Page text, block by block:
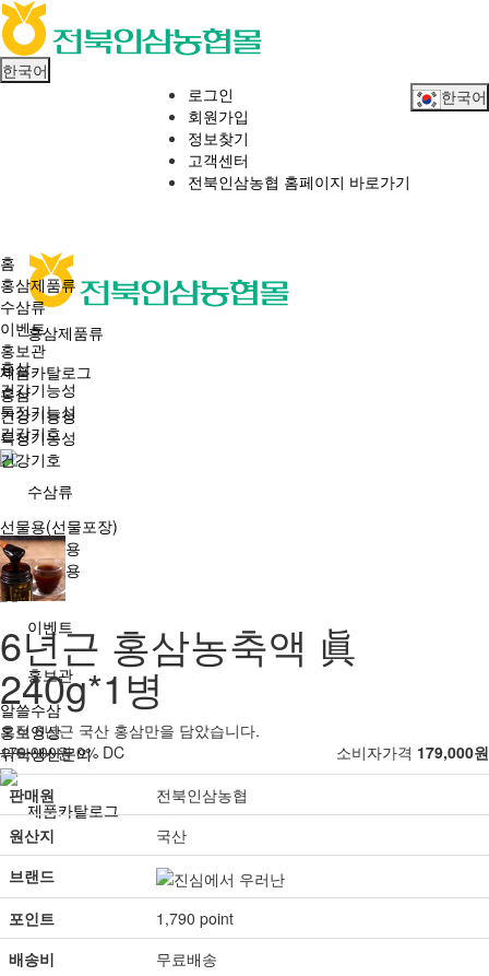
한국어
한국어
로그인
회원가입
정보찾기
고객센터
전북인삼농협 홈페이지 바로가기
홍삼제품류
홍삼
건강기능성
특정기능성
건강기호
수삼류
선물용(선물포장)
벌크 소매용
업체 도매용
이벤트
홍보관
알쓸수삼
홍보영상
위탁생산문의
제품카탈로그
홈
홍삼제품류
수삼류
이벤트
홍보관
제품카탈로그
홍삼
건강기능성
특정기능성
건강기호
6년근 홍삼농축액 眞
240g*1병
오직 6년근 국산 홍삼만을 담았습니다.
179,000원 0% DC 소비자가격 179,000원
판매원
전북인삼농협
원산지
국산
브랜드
포인트
1,790 point
배송비
무료배송